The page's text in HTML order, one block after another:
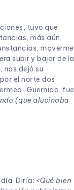
tuvo que
más aún.
moverme
subir y bajar de la
nos dejó su
el norte dos
Guernica, fue
(que alucinaba
Diría: <Qué bien